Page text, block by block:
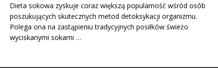
Dieta sokowa zyskuje coraz większą popularność wśród osób
poszukujących skutecznych metod detoksykacji organizmu.
Polega ona na zastąpieniu tradycyjnych posiłków świeżo
wyciskanymi sokami …